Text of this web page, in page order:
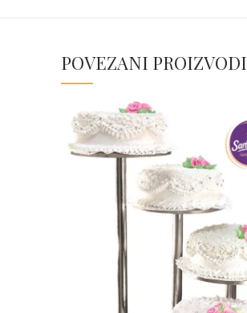
POVEZANI PROIZVODI